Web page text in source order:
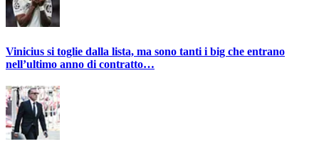
Vinicius si toglie dalla lista, ma sono tanti i big che entrano
nell’ultimo anno di contratto…